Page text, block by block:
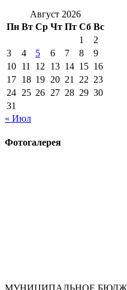
Август 2026
Пн Вт Ср Чт Пт Сб Вс
1
2
3
4 5 6 7 8
9
10 11 12 13 14 15 16
17 18 19 20 21 22 23
24 25 26 27 28 29 30
31
« Июл
Фотогалерея
МУНИЦИПАЛЬНОЕ